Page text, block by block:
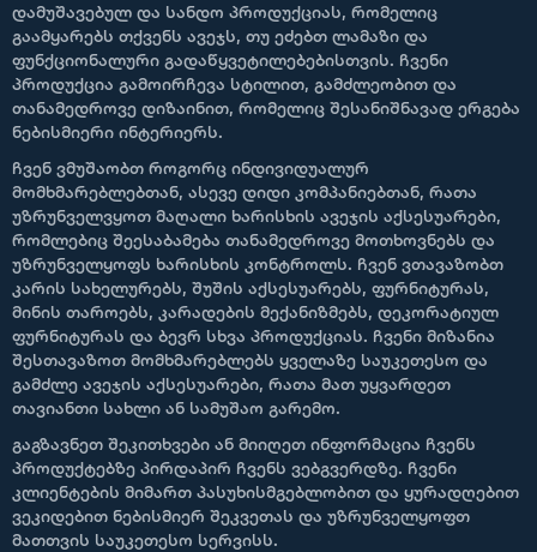
დამუშავებულ და სანდო პროდუქციას, რომელიც
გაამყარებს თქვენს ავეჯს, თუ ეძებთ ლამაზი და
ფუნქციონალური გადაწყვეტილებებისთვის. ჩვენი
პროდუქცია გამოირჩევა სტილით, გამძლეობით და
თანამედროვე დიზაინით, რომელიც შესანიშნავად ერგება
ნებისმიერი ინტერიერს.
ჩვენ ვმუშაობთ როგორც ინდივიდუალურ
მომხმარებლებთან, ასევე დიდი კომპანიებთან, რათა
უზრუნველვყოთ მაღალი ხარისხის ავეჯის აქსესუარები,
რომლებიც შეესაბამება თანამედროვე მოთხოვნებს და
უზრუნველყოფს ხარისხის კონტროლს. ჩვენ ვთავაზობთ
კარის სახელურებს, შუშის აქსესუარებს, ფურნიტურას,
მინის თაროებს, კარადების მექანიზმებს, დეკორატიულ
ფურნიტურას და ბევრ სხვა პროდუქციას. ჩვენი მიზანია
შესთავაზოთ მომხმარებლებს ყველაზე საუკეთესო და
გამძლე ავეჯის აქსესუარები, რათა მათ უყვარდეთ
თავიანთი სახლი ან სამუშაო გარემო.
გაგზავნეთ შეკითხვები ან მიიღეთ ინფორმაცია ჩვენს
პროდუქტებზე პირდაპირ ჩვენს ვებგვერდზე. ჩვენი
კლიენტების მიმართ პასუხისმგებლობით და ყურადღებით
ვეკიდებით ნებისმიერ შეკვეთას და უზრუნველყოფთ
მათთვის საუკეთესო სერვისს.